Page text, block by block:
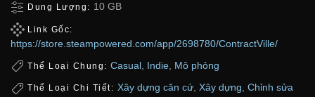
Dung Lượng: 10 GB
Link Gốc:
https://store.steampowered.com/app/2698780/ContractVille/
Thể Loại Chung: Casual Indie Mô phỏng
Thể Loại Chi Tiết: Xây dựng căn cứ, Xây dựng, Chỉnh sửa